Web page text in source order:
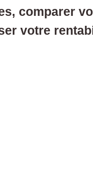
comparer
votre